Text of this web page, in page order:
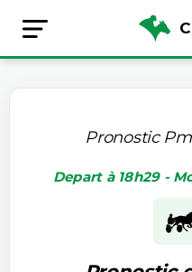
Pronostic
Depart à 18h29 -